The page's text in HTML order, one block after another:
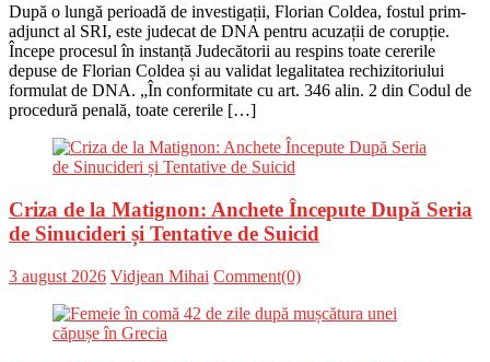
După o lungă perioadă de investigații, Florian Coldea, fostul prim-
adjunct al SRI, este judecat de DNA pentru acuzații de corupție.
Începe procesul în instanță Judecătorii au respins toate cererile
depuse de Florian Coldea și au validat legalitatea rechizitoriului
formulat de DNA. „În conformitate cu art. 346 alin. 2 din Codul de
procedură penală, toate cererile […]
Criza de la Matignon: Anchete Începute După Seria
de Sinucideri și Tentative de Suicid
Posted
3 august 2026 Author
Vidjean Mihai Comment(0)